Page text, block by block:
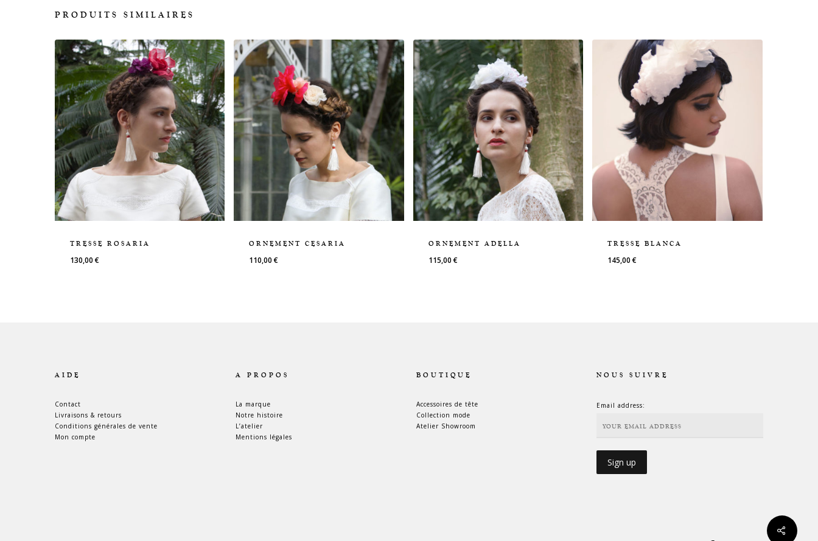
PRODUITS SIMILAIRES
TRESSE ROSARIA
130,00€
ORNEMENT CESARIA
110,00€
ORNEMENT ADELLA
115,00€
TRESSE BLANCA
145,00€
AIDE
Contact
Livraisons & retours
Conditions générales de vente
Mon compte
A PROPOS
La marque
Notre histoire
L’atelier
Mentions légales
BOUTIQUE
Accessoires de tête
Collection mode
Atelier Showroom
NOUS SUIVRE
Email address: